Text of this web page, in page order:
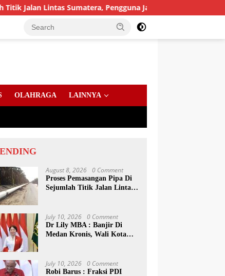
Sumatera, Pengguna Jalan diimbau Untuk meningkatkan
OLAHRAGA LAINNYA
August 8, 2026 0 Comment
Proses Pemasangan Pipa Di
Sejumlah Titik Jalan Lintas
meningkatkan Kewaspadaan
July 10, 2026 0 Comment
Dr Lily MBA : Banjir Di
Medan Kronis, Wali Kota
July 10, 2026 0 Comment
Robi Barus : Fraksi PDI